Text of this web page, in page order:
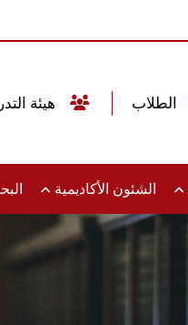
الشئون الأكاديمية